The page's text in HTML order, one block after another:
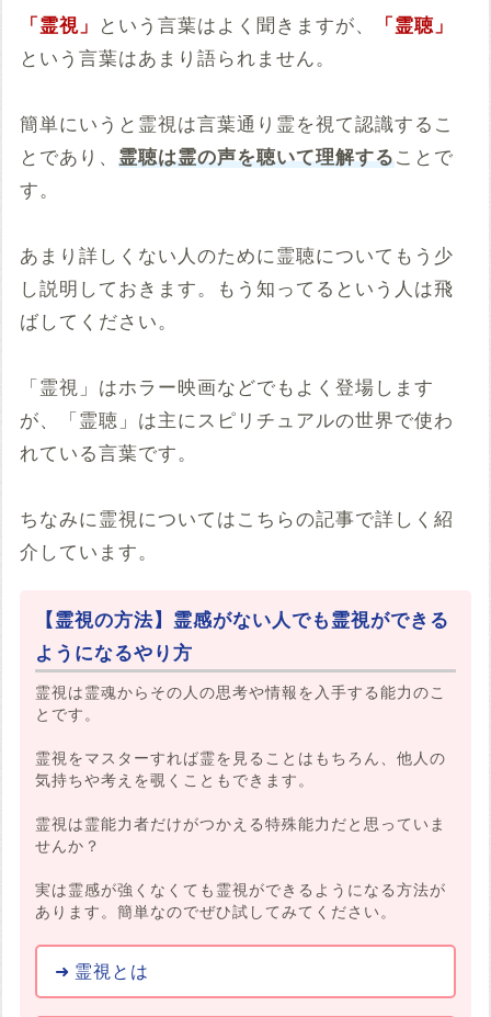
「霊視」 という言葉はよく聞きますが、
「霊聴」
という言葉はあまり語られません。
簡単にいうと霊視は言葉通り霊を視て認識するこ
とであり、 霊聴は霊の声を聴いて理解することで
す。
あまり詳しくない人のために霊聴についてもう少
し説明しておきます。もう知ってるという人は飛
ばしてください。
「霊視」はホラー映画などでもよく登場します
が、「霊聴」は主にスピリチュアルの世界で使わ
れている言葉です。
ちなみに霊視についてはこちらの記事で詳しく紹
介しています。
【霊視の方法】霊感がない人でも霊視ができる
ようになるやり方
霊視は霊魂からその人の思考や情報を入手する能力のこ
とです。
霊視をマスターすれば霊を見ることはもちろん、他人の
気持ちや考えを覗くこともできます。
霊視は霊能力者だけがつかえる特殊能力だと思っていま
せんか？
実は霊感が強くなくても霊視ができるようになる方法が
あります。簡単なのでぜひ試してみてください。
霊視とは